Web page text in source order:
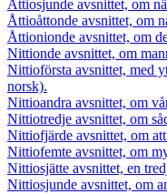
Åttiosjunde avsnittet, om
Åttioåttonde avsnittet, om
Åttionionde avsnittet, om
Nittionde avsnittet, om
Nittioförsta avsnittet, med
norsk).
Nittioandra avsnittet, om
Nittiotredje avsnittet, om
Nittiofjärde avsnittet, om
Nittiofemte avsnittet, om
Nittiosjätte avsnittet, en
Nittiosjunde avsnittet, om